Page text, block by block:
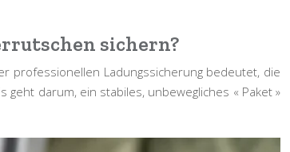
sichern?
professionellen Ladungssicherung bedeutet, die
geht darum, ein stabiles, unbewegliches « Paket »